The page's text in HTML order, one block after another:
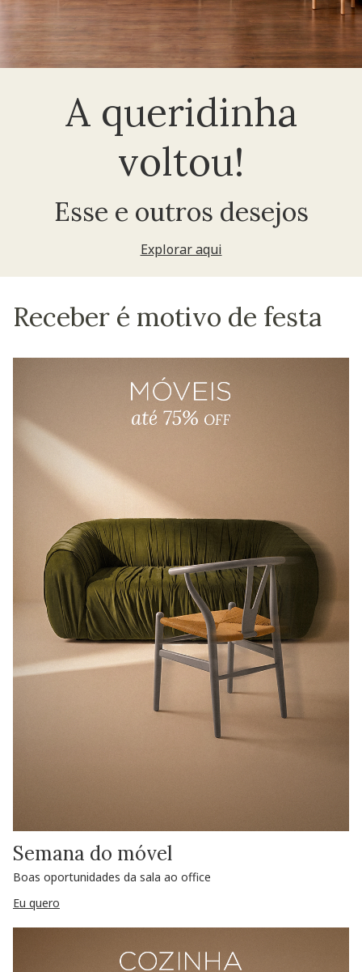
A queridinha
voltou!
Esse e outros desejos
Explorar aqui
Receber é motivo de festa
Semana do móvel
Boas oportunidades da sala ao office
Eu quero